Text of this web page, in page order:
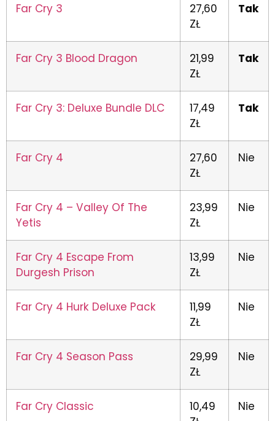
Far Cry 3
27,60
ZŁ
Tak
Far Cry 3 Blood Dragon
21,99
ZŁ
Tak
Far Cry 3: Deluxe Bundle DLC
17,49
ZŁ
Tak
Far Cry 4
27,60
ZŁ
Nie
Far Cry 4 – Valley Of The
Yetis
23,99
ZŁ
Nie
Far Cry 4 Escape From
Durgesh Prison
13,99
ZŁ
Nie
Far Cry 4 Hurk Deluxe Pack
11,99
ZŁ
Nie
Far Cry 4 Season Pass
29,99
ZŁ
Nie
Far Cry Classic
10,49
Nie